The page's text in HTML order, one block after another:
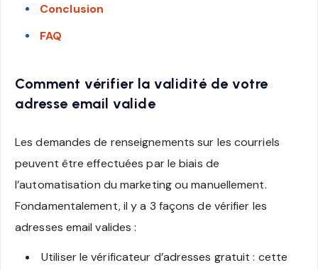
Conclusion
FAQ
Comment vérifier la validité de votre
adresse email valide
Les demandes de renseignements sur les courriels
peuvent être effectuées par le biais de
l’automatisation du marketing ou manuellement.
Fondamentalement, il y a 3 façons de vérifier les
adresses email valides :
Utiliser le vérificateur d’adresses gratuit : cette